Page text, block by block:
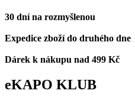
30 dní na rozmyšlenou
Expedice zboží do druhého dne
Dárek k nákupu nad 499 Kč
eKAPO KLUB